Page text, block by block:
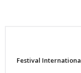
Festival